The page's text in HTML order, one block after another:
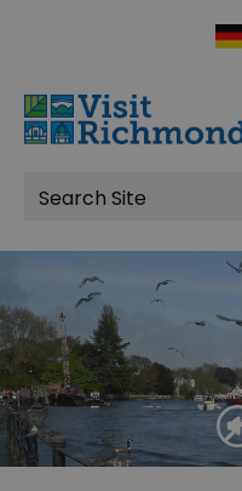
Site
Search